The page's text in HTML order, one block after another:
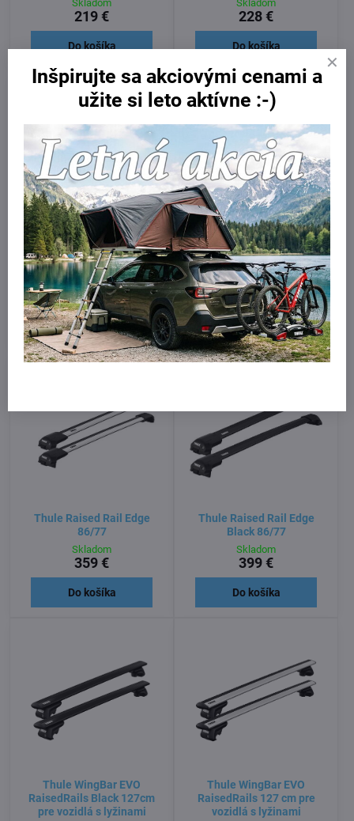
Skladom
219 €
Do košíka
Skladom
228 €
Do košíka
12%
Yakima nosiče pre Toyotu
Rav 4 s lyžinami 2017- ,
Skladom
263 €
Do košíka
12%
Yakima s presahom pre
Toyotu RAV 4 s lyžinami
2017 - ,
Skladom
263 €
Do košíka
Thule Raised Rail Edge
86/77
Skladom
359 €
Do košíka
Thule Raised Rail Edge
Black 86/77
Skladom
399 €
Do košíka
Thule WingBar EVO
RaisedRails Black 127cm
pre vozidlá s lyžinami
Thule WingBar EVO
RaisedRails 127 cm pre
vozidlá s lyžinami
Inšpirujte sa akciovými cenami a
užite si leto aktívne :-)